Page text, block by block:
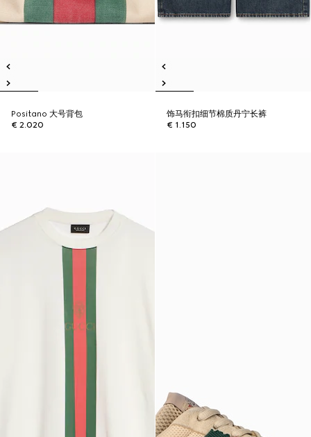
Positano 大号背包
€ 2.020
饰马衔扣细节棉质丹宁长裤
€ 1.150